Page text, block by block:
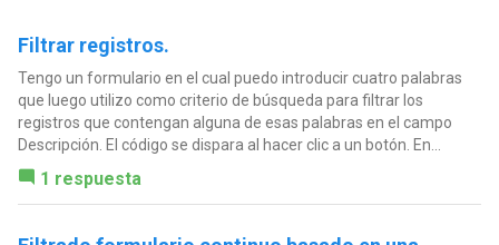
Filtrar registros.
Tengo un formulario en el cual puedo introducir cuatro palabras
que luego utilizo como criterio de búsqueda para filtrar los
registros que contengan alguna de esas palabras en el campo
Descripción. El código se dispara al hacer clic a un botón. En...
1 respuesta